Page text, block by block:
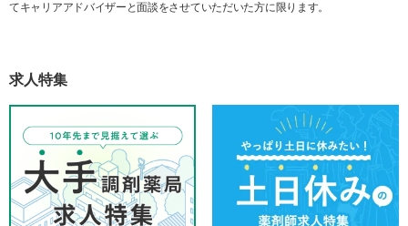
てキャリアアドバイザーと面談をさせていただいた方に限ります。
求人特集